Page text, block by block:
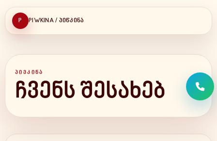
P PIWKINA / ᲞᲘᲬᲙᲘᲜᲐ
ᲞᲘᲕᲙᲘᲜᲐ
ჩვენს შესახებ